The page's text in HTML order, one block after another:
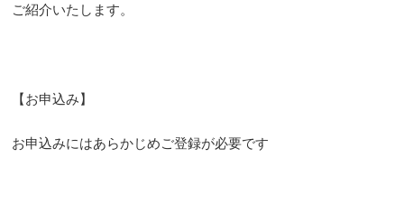
ご紹介いたします。
【お申込み】
お申込みにはあらかじめご登録が必要です